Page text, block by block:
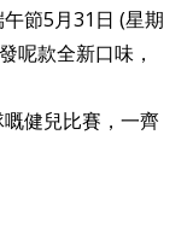
節5月31日 (星期
呢款全新口味，
健兒比賽，一齊